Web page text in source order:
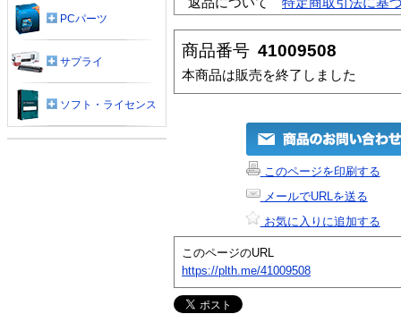
商品番号 41009508
本商品は販売を終了しました
このページを印刷する
メールでURLを送る
お気に入りに追加する
このページのURL
https://plth.me/41009508
PCパーツ
サプライ
ソフト・ライセンス